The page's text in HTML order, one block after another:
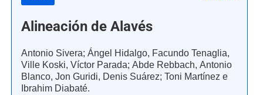
Alineación de Alavés
Antonio Sivera; Ángel Hidalgo, Facundo Tenaglia,
Ville Koski, Víctor Parada; Abde Rebbach, Antonio
Blanco, Jon Guridi, Denis Suárez; Toni Martínez e
Ibrahim Diabaté.